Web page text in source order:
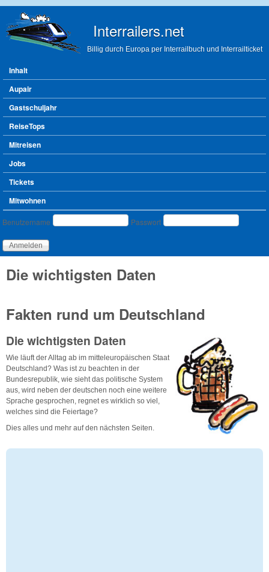
Interrailers.net
Billig durch Europa per Interrailbuch und Interrailticket
Hauptmenü
Inhalt
Aupair
Gastschuljahr
ReiseTops
Mitreisen
Jobs
Tickets
Mitwohnen
Benutzeranmeldung
Benutzername Passwort
Die wichtigsten Daten
Fakten rund um Deutschland
Die wichtigsten Daten
Wie läuft der Alltag ab im mitteleuropäischen Staat
Deutschland? Was ist zu beachten in der
Bundesrepublik, wie sieht das politische System
aus, wird neben der deutschen noch eine weitere
Sprache gesprochen, regnet es wirklich so viel,
welches sind die Feiertage?
Dies alles und mehr auf den nächsten Seiten.